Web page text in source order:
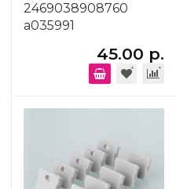
2469038908760
a035991
45.00 р.